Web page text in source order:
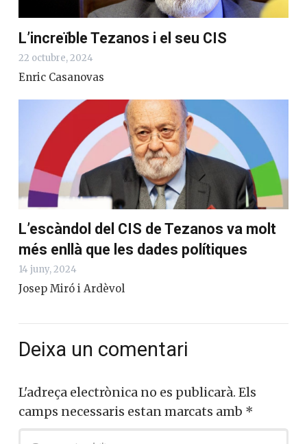
L’increïble Tezanos i el seu CIS
22 octubre, 2024
Enric Casanovas
L’escàndol del CIS de Tezanos va molt
més enllà que les dades polítiques
14 juny, 2024
Josep Miró i Ardèvol
Deixa un comentari
L'adreça electrònica no es publicarà. Els
camps necessaris estan marcats amb *